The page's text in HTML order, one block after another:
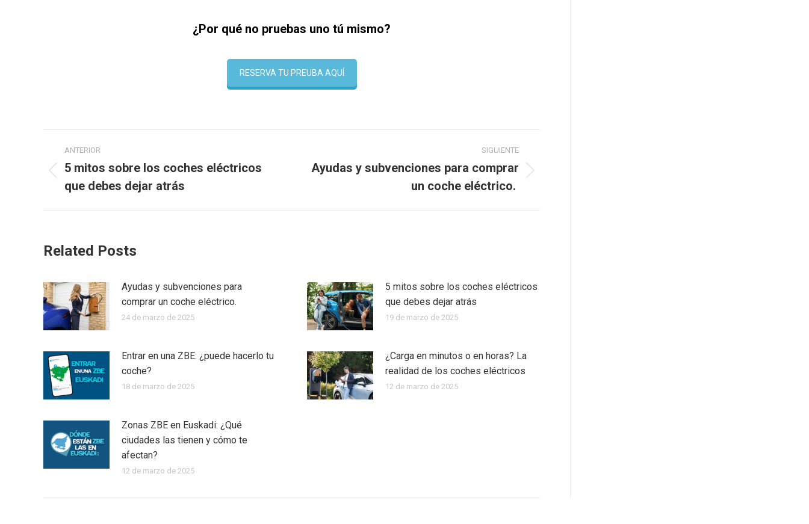
¿Por qué no pruebas uno tú mismo?
RESERVA TU PREUBA AQUÍ
Navegación
entre
publicaciones
ANTERIOR
anterior:
5 mitos sobre los coches eléctricos
que debes dejar atrás
SIGUIENTE
Publicación
Ayudas y subvenciones para comprar
un coche eléctrico.
Related Posts
Ayudas y subvenciones para
comprar un coche eléctrico.
24 de marzo de 2025
5 mitos sobre los coches eléctricos
que debes dejar atrás
19 de marzo de 2025
Entrar en una ZBE: ¿puede hacerlo tu
coche?
18 de marzo de 2025
¿Carga en minutos o en horas? La
realidad de los coches eléctricos
12 de marzo de 2025
Zonas ZBE en Euskadi: ¿Qué
ciudades las tienen y cómo te
afectan?
12 de marzo de 2025